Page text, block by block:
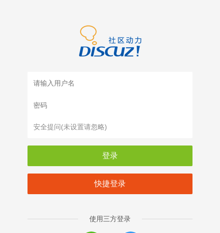
登录
快捷登录
使用三方登录